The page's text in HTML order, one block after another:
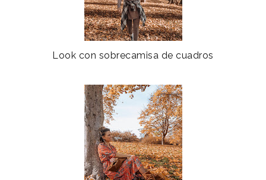
Look con sobrecamisa de cuadros